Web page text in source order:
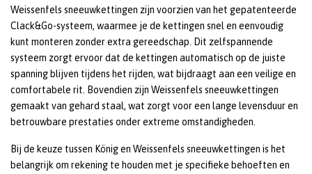
Weissenfels sneeuwkettingen zijn voorzien van het gepatenteerde
Clack&Go-systeem, waarmee je de kettingen snel en eenvoudig
kunt monteren zonder extra gereedschap. Dit zelfspannende
systeem zorgt ervoor dat de kettingen automatisch op de juiste
spanning blijven tijdens het rijden, wat bijdraagt aan een veilige en
comfortabele rit. Bovendien zijn Weissenfels sneeuwkettingen
gemaakt van gehard staal, wat zorgt voor een lange levensduur en
betrouwbare prestaties onder extreme omstandigheden.
Bij de keuze tussen König en Weissenfels sneeuwkettingen is het
belangrijk om rekening te houden met je specifieke behoeften en